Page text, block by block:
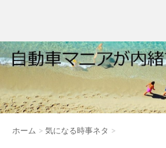
ホーム > 気になる時事ネタ >